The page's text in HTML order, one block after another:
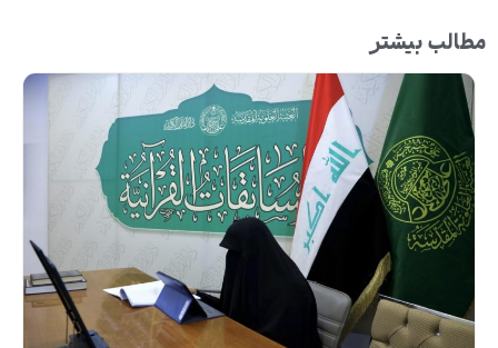
مطالب بیشتر